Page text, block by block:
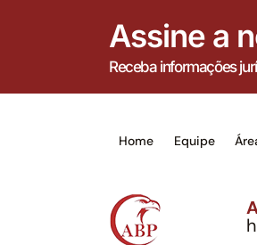
Assine a
Receba informações
Home Equipe